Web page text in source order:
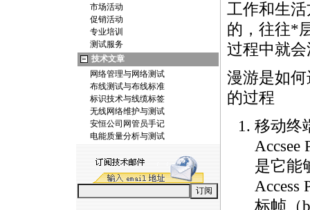
市场活动
促销活动
专业培训
测试服务
技术文章
网络管理与网络测试
布线测试与布线标准
标识技术与线缆标签
无线网络维护与测试
安恒公司网管员手记
电能质量分析与测试
工作和生
的，往往*
过程中就
漫游是如
的过程
移动终
Accsee
是它能
Access
标帧（